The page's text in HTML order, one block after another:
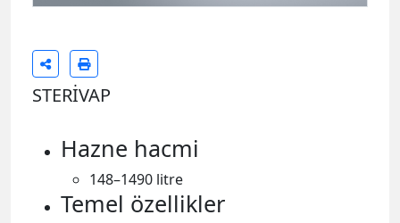
STERİVAP
Hazne hacmi
148–1490 litre
Temel özellikler